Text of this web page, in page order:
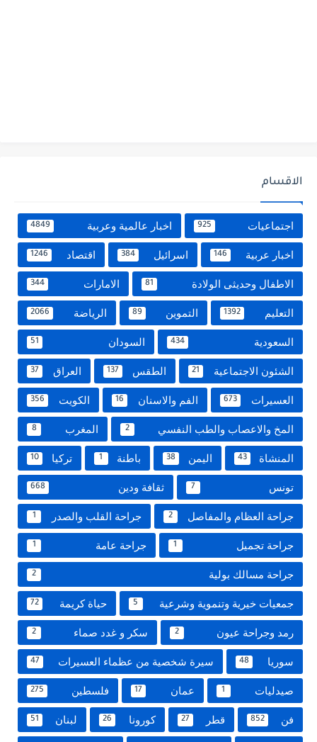
الاقسام
اجتماعيات 925 اخبار عالمية وعربية 4849
اخبار عربية 146 اسرائيل 384 اقتصاد 1246
الاطفال وحديثى الولادة 81 الامارات 344
التعليم 1392 التموين 89 الرياضة 2066
السعودية 434 السودان 51
الشئون الاجتماعية 21 الطقس 137 العراق 37
العسيرات 673 الفم والاسنان 16 الكويت 356
المخ والاعصاب والطب النفسي 2 المغرب 8
المنشاة 43 اليمن 38 باطنة 1 تركيا 10
تونس 7 ثقافة ودين 668
جراحة العظام والمفاصل 2 جراحة القلب والصدر 1
جراحة تجميل 1 جراحة عامة 1
جراحة مسالك بولية 2
جمعيات خيرية وتنموية وشرعية 5 حياة كريمة 72
رمد وجراحة عيون 2 سكر و غدد صماء 2
سوريا 48 سيرة شخصية من عظماء العسيرات 47
صيدليات 1 عمان 17 فلسطين 275
فن 852 قطر 27 كورونا 26 لبنان 51